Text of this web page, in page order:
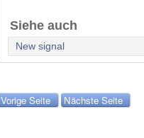
Siehe auch
New signal
Vorige Seite Nächste Seite